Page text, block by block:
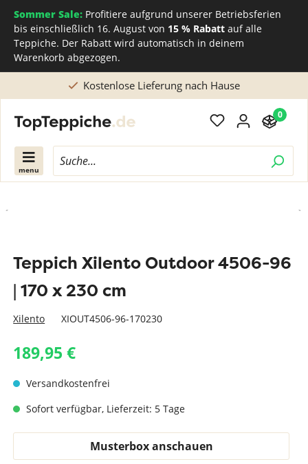
Sommer Sale: Profitiere aufgrund unserer Betriebsferien
bis einschließlich 16. August von 15 % Rabatt auf alle
Teppiche. Der Rabatt wird automatisch in deinem
Warenkorb abgezogen.
Kostenlose Lieferung nach Hause
menu
0
Teppich Xilento Outdoor 4506-96
| 170 x 230 cm
Xilento XIOUT4506-96-170230
189,95 €
Versandkostenfrei
Sofort verfügbar, Lieferzeit: 5 Tage
Musterbox anschauen